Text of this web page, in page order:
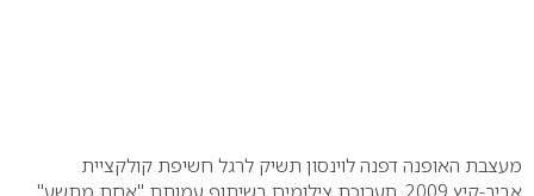
מעצבת האופנה דפנה לוינסון תשיק לרגל חשיפת קולקציית